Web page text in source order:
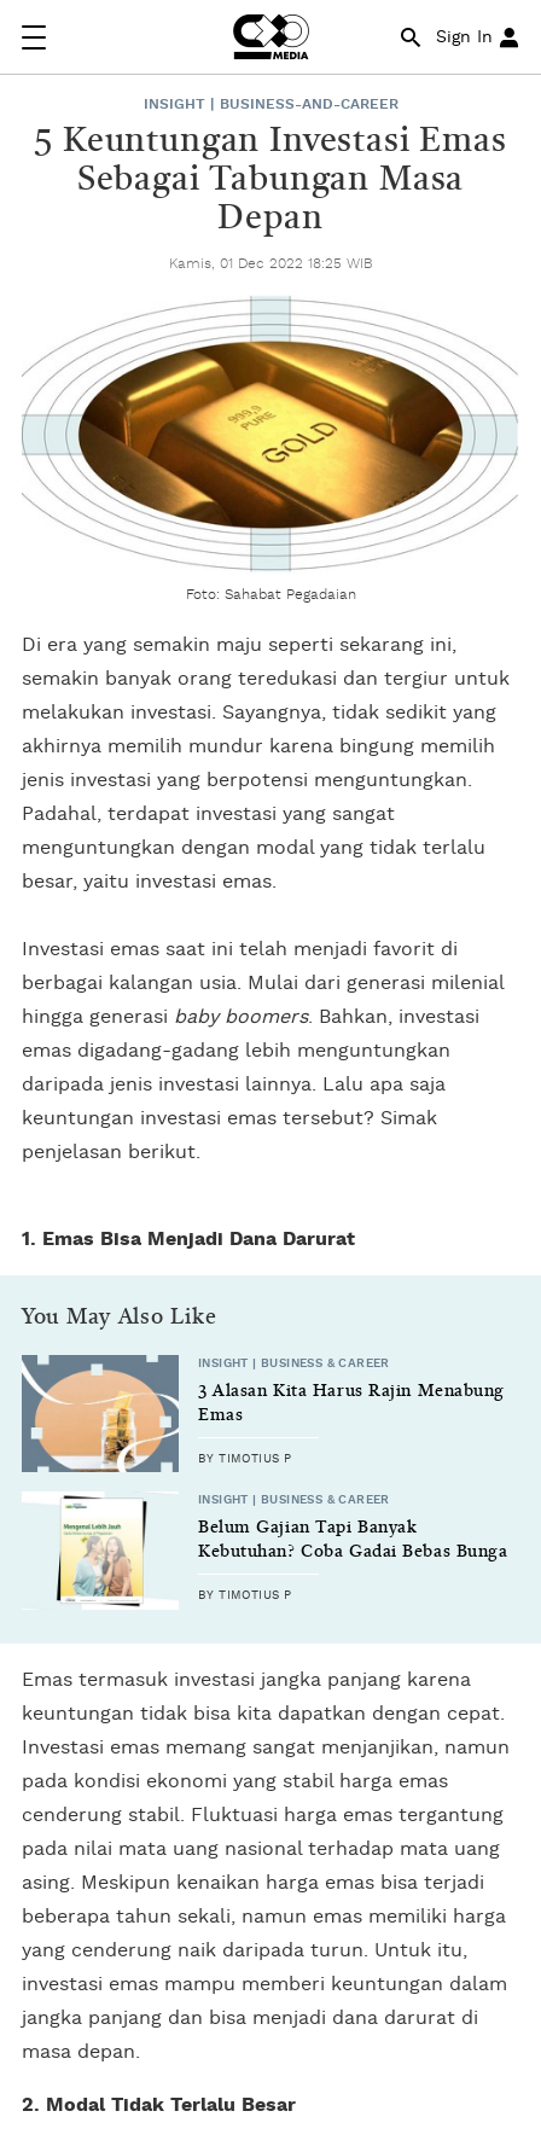
Sign In
INSIGHT | BUSINESS-AND-CAREER
5 Keuntungan Investasi Emas
Sebagai Tabungan Masa
Depan
Kamis, 01 Dec 2022 18:25 WIB
Foto: Sahabat Pegadaian
Di era yang semakin maju seperti sekarang ini,
semakin banyak orang teredukasi dan tergiur untuk
melakukan investasi. Sayangnya, tidak sedikit yang
akhirnya memilih mundur karena bingung memilih
jenis investasi yang berpotensi menguntungkan.
Padahal, terdapat investasi yang sangat
menguntungkan dengan modal yang tidak terlalu
besar, yaitu investasi emas.
Investasi emas saat ini telah menjadi favorit di
berbagai kalangan usia. Mulai dari generasi milenial
hingga generasi baby boomers. Bahkan, investasi
emas digadang-gadang lebih menguntungkan
daripada jenis investasi lainnya. Lalu apa saja
keuntungan investasi emas tersebut? Simak
penjelasan berikut.
1. Emas Bisa Menjadi Dana Darurat
You May Also Like
INSIGHT | BUSINESS & CAREER
3 Alasan Kita Harus Rajin Menabung
Emas
BY TIMOTIUS P
INSIGHT | BUSINESS & CAREER
Belum Gajian Tapi Banyak
Kebutuhan? Coba Gadai Bebas Bunga
di Pegadaian
BY TIMOTIUS P
Emas termasuk investasi jangka panjang karena
keuntungan tidak bisa kita dapatkan dengan cepat.
Investasi emas memang sangat menjanjikan, namun
pada kondisi ekonomi yang stabil harga emas
cenderung stabil. Fluktuasi harga emas tergantung
pada nilai mata uang nasional terhadap mata uang
asing. Meskipun kenaikan harga emas bisa terjadi
beberapa tahun sekali, namun emas memiliki harga
yang cenderung naik daripada turun. Untuk itu,
investasi emas mampu memberi keuntungan dalam
jangka panjang dan bisa menjadi dana darurat di
masa depan.
2. Modal Tidak Terlalu Besar